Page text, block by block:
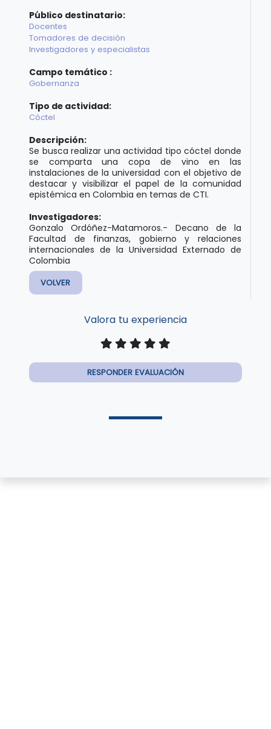
Público destinatario:
Docentes
Tomadores de decisión
Investigadores y especialistas
Campo temático :
Gobernanza
Tipo de actividad:
Cóctel
Descripción:
Se busca realizar una actividad tipo cóctel donde
se comparta una copa de vino en las
instalaciones de la universidad con el objetivo de
destacar y visibilizar el papel de la comunidad
epistémica en Colombia en temas de CTI.
Investigadores:
Gonzalo Ordóñez-Matamoros.- Decano de la
Facultad de finanzas, gobierno y relaciones
internacionales de la Universidad Externado de
Colombia
VOLVER
Valora tu experiencia
RESPONDER EVALUACIÓN